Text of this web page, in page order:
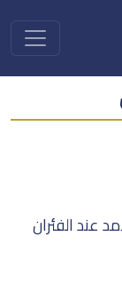
عند الفئران